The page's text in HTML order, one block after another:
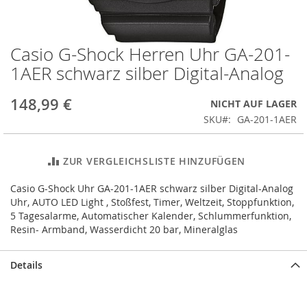
Zum
Anfang
der
springen
Casio G-Shock Herren Uhr GA-201-
1AER schwarz silber Digital-Analog
148,99 €
NICHT AUF LAGER
SKU
GA-201-1AER
ZUR VERGLEICHSLISTE HINZUFÜGEN
Casio G-Shock Uhr GA-201-1AER schwarz silber Digital-Analog
Uhr, AUTO LED Light , Stoßfest, Timer, Weltzeit, Stoppfunktion,
5 Tagesalarme, Automatischer Kalender, Schlummerfunktion,
Resin- Armband, Wasserdicht 20 bar, Mineralglas
Details